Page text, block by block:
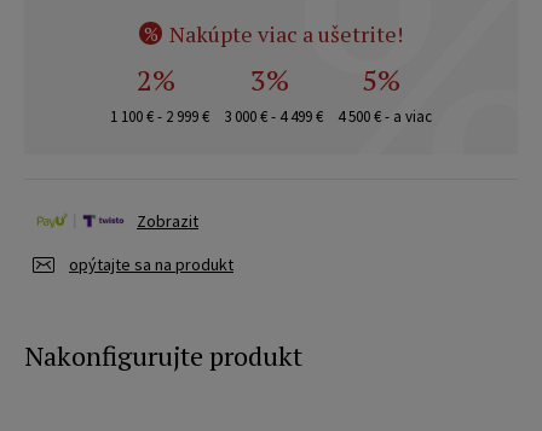
% Nakúpte viac a ušetrite!
2%
1 100 € - 2 999 €
3%
3 000 € - 4 499 €
5%
4 500 € - a viac
opýtajte sa na produkt
Zobrazit
Nakonfigurujte produkt